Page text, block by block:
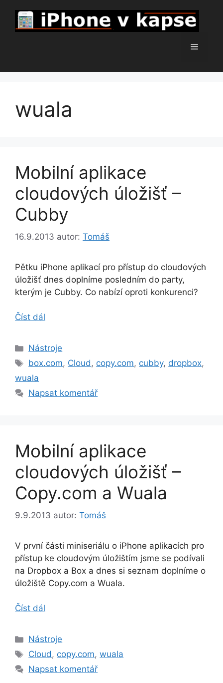
obsah
Menu
wuala
Mobilní aplikace
cloudových úložišť –
Cubby
16.9.2013 autor: Tomáš
Pětku iPhone aplikací pro přístup do cloudových
úložišť dnes doplníme posledním do party,
kterým je Cubby. Co nabízí oproti konkurenci?
Číst dál
Rubriky
Nástroje
Štítky
box.com, Cloud, copy.com, cubby, dropbox,
wuala
Napsat komentář
Mobilní aplikace
cloudových úložišť –
Copy.com a Wuala
9.9.2013 autor: Tomáš
V první části miniseriálu o iPhone aplikacích pro
přístup ke cloudovým úložištím jsme se podívali
na Dropbox a Box a dnes si seznam doplníme o
úložiště Copy.com a Wuala.
Číst dál
Rubriky
Nástroje
Štítky
Cloud, copy.com,wuala
Napsat komentář